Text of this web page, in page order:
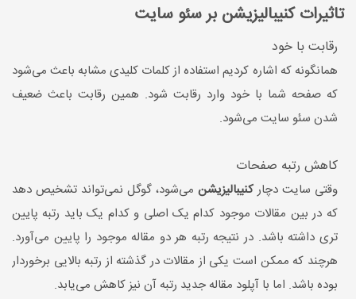
تاثیرات کنیبالیزیشن بر سئو سایت
رقابت با خود
همانگونه که اشاره کردیم استفاده از کلمات کلیدی مشابه باعث می‌شود
که صفحه شما با خود وارد رقابت شود. همین رقابت باعث ضعیف
شدن سئو سایت می‌شود.
کاهش رتبه صفحات
وقتی سایت دچارکنیبالیزیشن می‌شود، گوگل نمی‌تواند تشخیص دهد
که در بین مقالات موجود کدام یک اصلی و کدام یک باید رتبه پایین
تری داشته باشد. در نتیجه رتبه هر دو مقاله موجود را پایین می‌آورد.
هرچند که ممکن است یکی از مقالات در گذشته از رتبه بالایی برخوردار
بوده باشد. اما با آپلود مقاله جدید رتبه آن نیز کاهش می‌یابد.